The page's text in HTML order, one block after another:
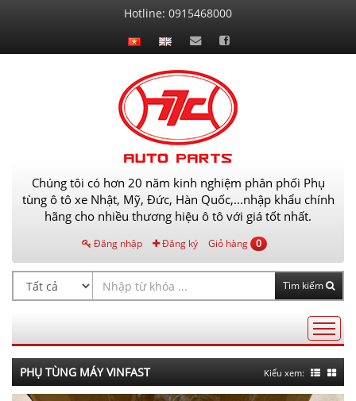
hệ
Hotline: 0915468000
Chúng tôi có hơn 20 năm kinh nghiệm phân phối Phụ
tùng ô tô xe Nhật, Mỹ, Đức, Hàn Quốc,...nhập khẩu chính
hãng cho nhiều thương hiệu ô tô với giá tốt nhất.
Đăng nhập Đăng ký Giỏ hàng 0
Tìm kiếm
AutoPart
PHỤ TÙNG MÁY VINFAST Kiểu xem: